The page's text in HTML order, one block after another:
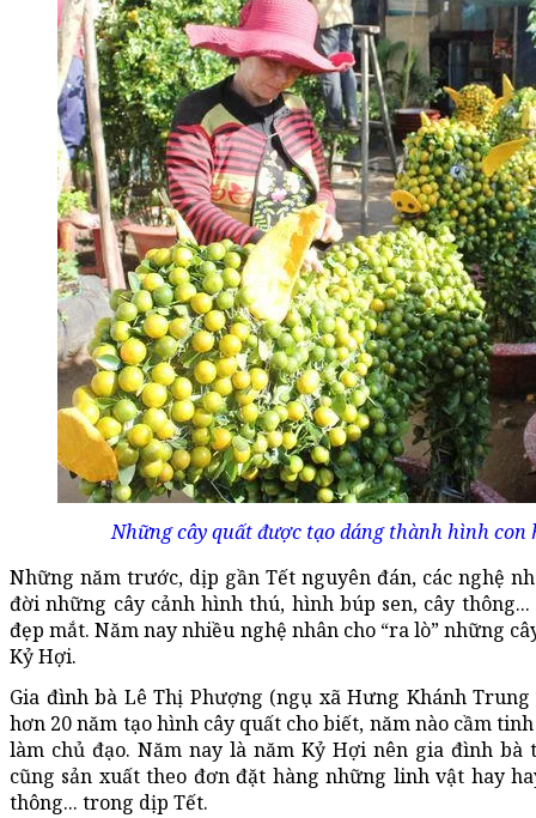
Những cây quất được tạo dáng thành hình con
Những năm trước, dịp gần Tết nguyên đán, các nghệ
đời những cây cảnh hình thú, hình búp sen, cây
đẹp mắt. Năm nay nhiều nghệ nhân cho “ra lò” những
Kỷ Hợi.
Gia đình bà Lê Thị Phượng (ngụ xã Hưng Khánh
hơn 20 năm tạo hình cây quất cho biết, năm nào cầm
làm chủ đạo. Năm nay là năm Kỷ Hợi nên gia đình bà
cũng sản xuất theo đơn đặt hàng những linh vật hay
thông... trong dịp Tết.